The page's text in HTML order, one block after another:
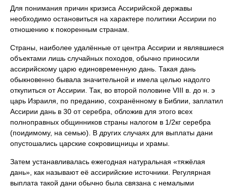
Для понимания причин кризиса Ассирийской державы
необходимо остановиться на характере политики Ассирии по
отношению к покоренным странам.
Страны, наиболее удалённые от центра Ассирии и являвшиеся
объектами лишь случайных походов, обычно приносили
ассирийскому царю единовременную дань. Такая дань
обыкновенно бывала значительной и имела целью надолго
откупиться от Ассирии. Так, во второй половине VIII в. до н. э
царь Израиля, по преданию, сохранённому в Библии, заплатил
Ассирии дань в 30 от серебра, обложив для этого всех
полноправных общинников страны налогом в 1/2кг серебра
(поидимому, на семью). В других случаях для выплаты дани
опустошались царские сокровищницы и храмы.
Затем устанавливалась ежегодная натуральная «тяжёлая
дань», как называют её ассирийские источники. Регулярная
выплата такой дани обычно была связана с немалыми